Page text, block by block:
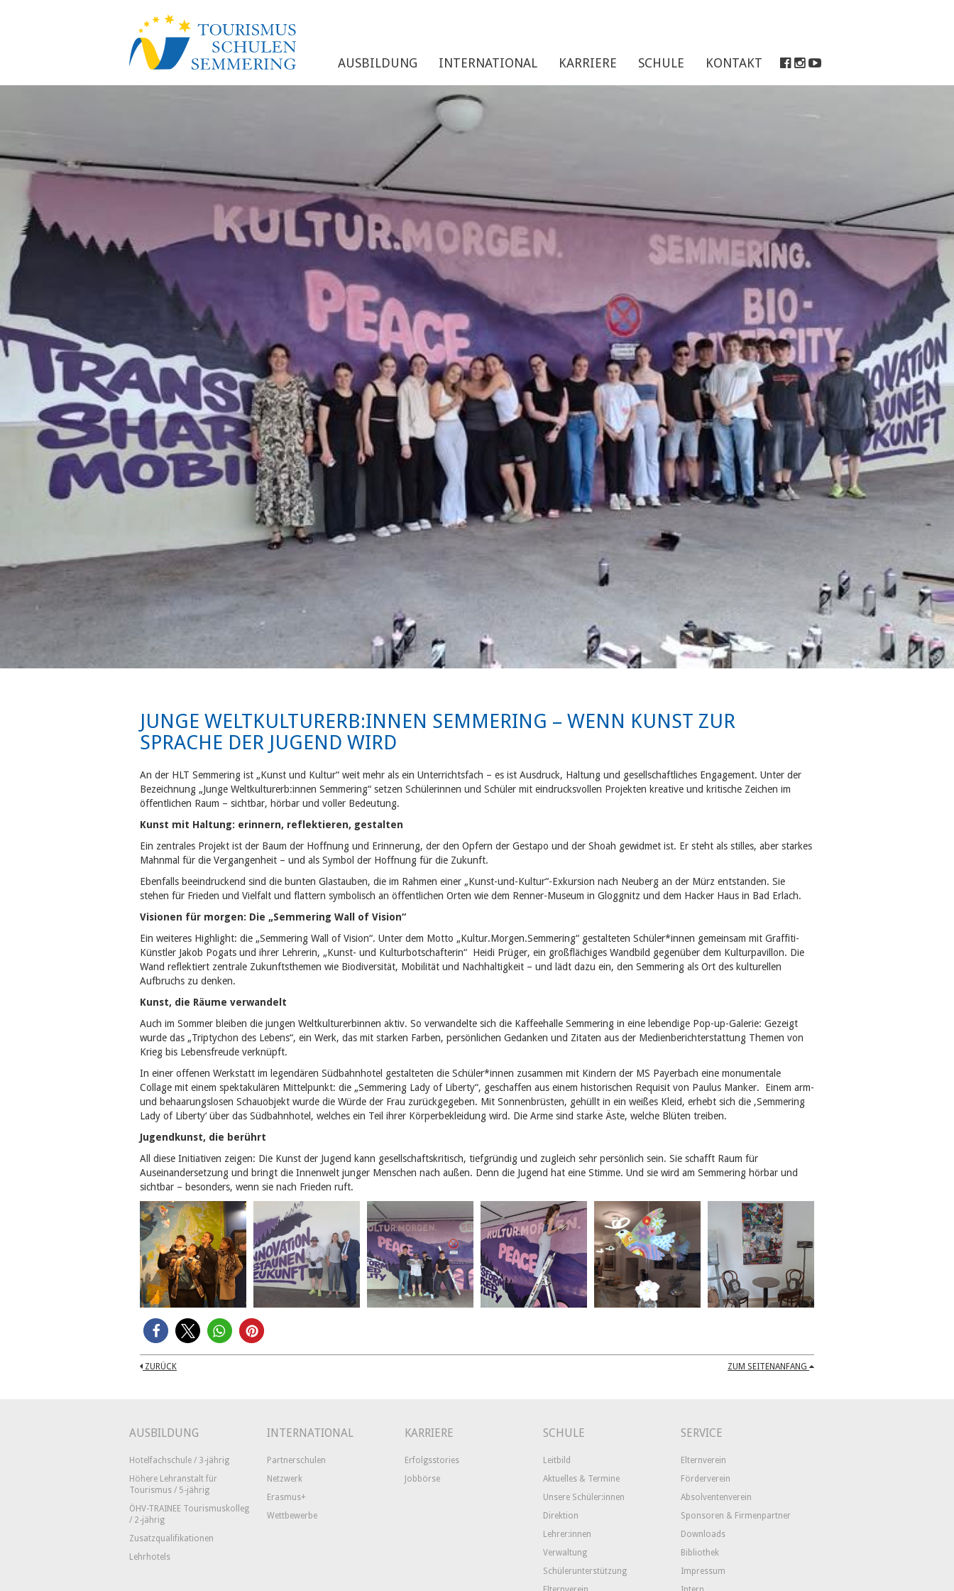
AUSBILDUNG INTERNATIONAL KARRIERE SCHULE KONTAKT
JUNGE WELTKULTURERB:INNEN SEMMERING – WENN KUNST ZUR
SPRACHE DER JUGEND WIRD
An der HLT Semmering ist „Kunst und Kultur“ weit mehr als ein Unterrichtsfach – es ist Ausdruck, Haltung und gesellschaftliches Engagement. Unter der
Bezeichnung „Junge Weltkulturerb:innen Semmering“ setzen Schülerinnen und Schüler mit eindrucksvollen Projekten kreative und kritische Zeichen im
öffentlichen Raum – sichtbar, hörbar und voller Bedeutung.
Kunst mit Haltung: erinnern, reflektieren, gestalten
Ein zentrales Projekt ist der Baum der Hoffnung und Erinnerung, der den Opfern der Gestapo und der Shoah gewidmet ist. Er steht als stilles, aber starkes
Mahnmal für die Vergangenheit – und als Symbol der Hoffnung für die Zukunft.
Ebenfalls beeindruckend sind die bunten Glastauben, die im Rahmen einer „Kunst-und-Kultur“-Exkursion nach Neuberg an der Mürz entstanden. Sie
stehen für Frieden und Vielfalt und flattern symbolisch an öffentlichen Orten wie dem Renner-Museum in Gloggnitz und dem Hacker Haus in Bad Erlach.
Visionen für morgen: Die „Semmering Wall of Vision“
Ein weiteres Highlight: die „Semmering Wall of Vision“. Unter dem Motto „Kultur.Morgen.Semmering“ gestalteten Schüler*innen gemeinsam mit Graffiti-
Künstler Jakob Pogats und ihrer Lehrerin, „Kunst- und Kulturbotschafterin“ Heidi Prüger, ein großflächiges Wandbild gegenüber dem Kulturpavillon. Die
Wand reflektiert zentrale Zukunftsthemen wie Biodiversität, Mobilität und Nachhaltigkeit – und lädt dazu ein, den Semmering als Ort des kulturellen
Aufbruchs zu denken.
Kunst, die Räume verwandelt
Auch im Sommer bleiben die jungen Weltkulturerbinnen aktiv. So verwandelte sich die Kaffeehalle Semmering in eine lebendige Pop-up-Galerie: Gezeigt
wurde das „Triptychon des Lebens“, ein Werk, das mit starken Farben, persönlichen Gedanken und Zitaten aus der Medienberichterstattung Themen von
Krieg bis Lebensfreude verknüpft.
In einer offenen Werkstatt im legendären Südbahnhotel gestalteten die Schüler*innen zusammen mit Kindern der MS Payerbach eine monumentale
Collage mit einem spektakulären Mittelpunkt: die „Semmering Lady of Liberty“, geschaffen aus einem historischen Requisit von Paulus Manker. Einem arm-
und behaarungslosen Schauobjekt wurde die Würde der Frau zurückgegeben. Mit Sonnenbrüsten, gehüllt in ein weißes Kleid, erhebt sich die ‚Semmering
Lady of Liberty‘ über das Südbahnhotel, welches ein Teil ihrer Körperbekleidung wird. Die Arme sind starke Äste, welche Blüten treiben.
Jugendkunst, die berührt
All diese Initiativen zeigen: Die Kunst der Jugend kann gesellschaftskritisch, tiefgründig und zugleich sehr persönlich sein. Sie schafft Raum für
Auseinandersetzung und bringt die Innenwelt junger Menschen nach außen. Denn die Jugend hat eine Stimme. Und sie wird am Semmering hörbar und
sichtbar – besonders, wenn sie nach Frieden ruft.
ZURÜCK ZUM SEITENANFANG
AUSBILDUNG
Hotelfachschule / 3-jährig
Höhere Lehranstalt für
Tourismus / 5-jährig
ÖHV-TRAINEE Tourismuskolleg
/ 2-jährig
Zusatzqualifikationen
Lehrhotels
INTERNATIONAL
Partnerschulen
Netzwerk
Erasmus+
Wettbewerbe
KARRIERE
Erfolgsstories
Jobbörse
SCHULE
Leitbild
Aktuelles & Termine
Unsere Schüler:innen
Direktion
Lehrer:innen
Verwaltung
Schülerunterstützung
SERVICE
Elternverein
Förderverein
Absolventenverein
Sponsoren & Firmenpartner
Downloads
Bibliothek
Impressum